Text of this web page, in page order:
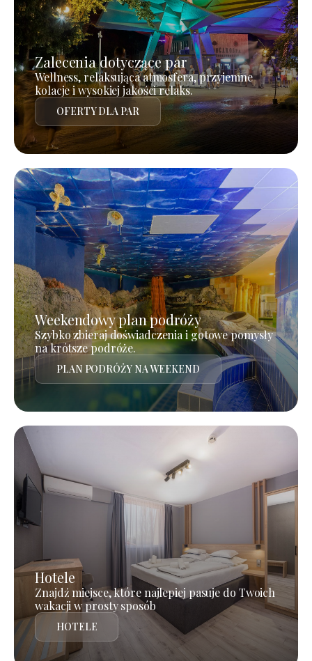
Zalecenia dotyczące par
Wellness, relaksująca atmosfera, przyjemne
kolacje i wysokiej jakości relaks.
OFERTY DLA PAR
Weekendowy plan podróży
Szybko zbieraj doświadczenia i gotowe pomysły
na krótsze podróże.
PLAN PODRÓŻY NA WEEKEND
Hotele
Znajdź miejsce, które najlepiej pasuje do Twoich
wakacji w prosty sposób
HOTELE